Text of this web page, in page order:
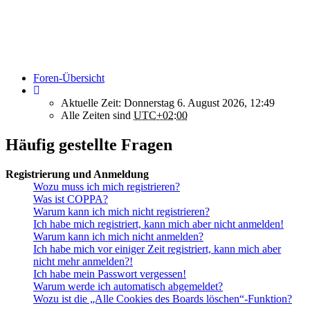
Foren-Übersicht
Aktuelle Zeit: Donnerstag 6. August 2026, 12:49
Alle Zeiten sind UTC+02:00
Häufig gestellte Fragen
Registrierung und Anmeldung
Wozu muss ich mich registrieren?
Was ist COPPA?
Warum kann ich mich nicht registrieren?
Ich habe mich registriert, kann mich aber nicht anmelden!
Warum kann ich mich nicht anmelden?
Ich habe mich vor einiger Zeit registriert, kann mich aber
nicht mehr anmelden?!
Ich habe mein Passwort vergessen!
Warum werde ich automatisch abgemeldet?
Wozu ist die „Alle Cookies des Boards löschen“-Funktion?